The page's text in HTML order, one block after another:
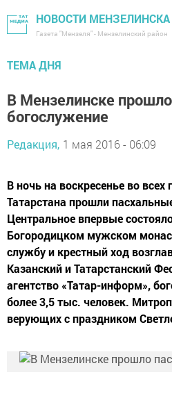
НОВОСТИ МЕНЗЕЛИНСКА
Газета "Мензеля" - Мензелинский район
ТЕМА ДНЯ
В Мензелинске
богослужение
Редакция, 1 мая 2016 - 06:09
В ночь на воскресенье во
Татарстана прошли
Центральное впервые
Богородицком мужском
службу и крестный ход
Казанский и Татарстанский
агентство «Татар-информ»,
более 3,5 тыс. человек.
верующих с праздником